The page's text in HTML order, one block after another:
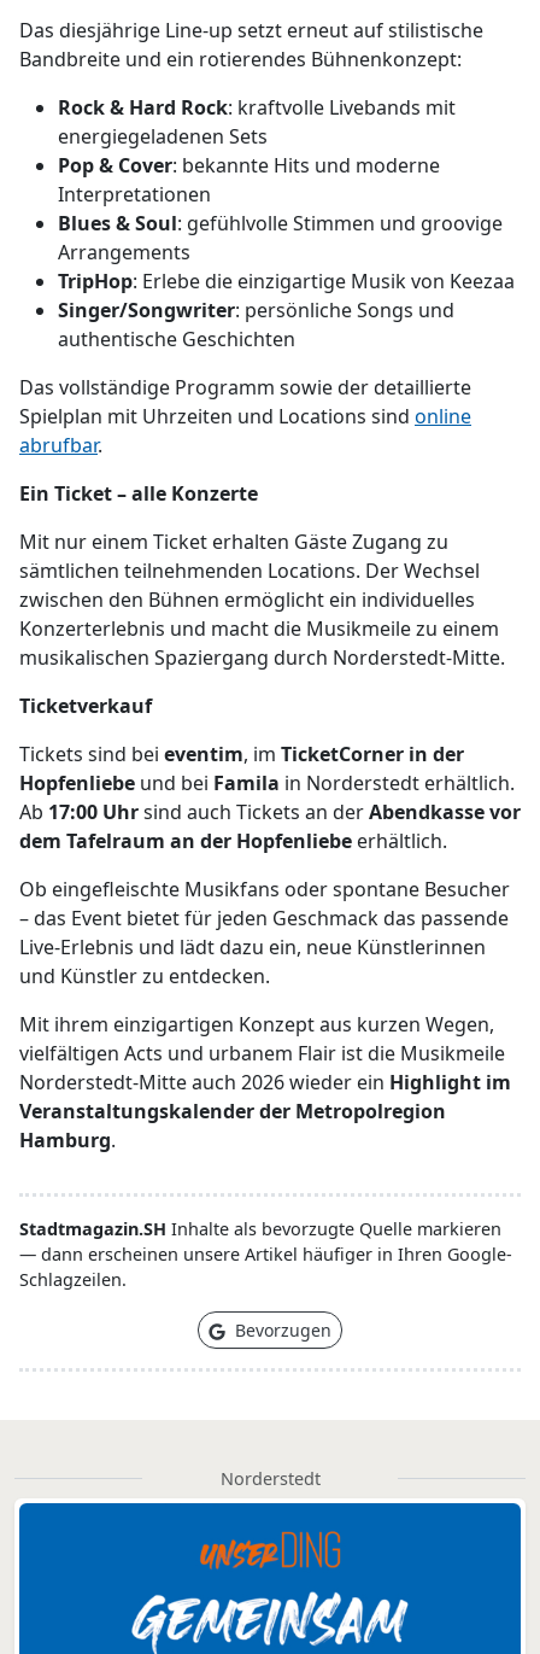
Das diesjährige Line-up setzt erneut auf stilistische
Bandbreite und ein rotierendes Bühnenkonzept:
Rock & Hard Rock: kraftvolle Livebands mit
energiegeladenen Sets
Pop & Cover: bekannte Hits und moderne
Interpretationen
Blues & Soul: gefühlvolle Stimmen und groovige
Arrangements
TripHop: Erlebe die einzigartige Musik von Keezaa
Singer/Songwriter: persönliche Songs und
authentische Geschichten
Das vollständige Programm sowie der detaillierte
Spielplan mit Uhrzeiten und Locations sind online
abrufbar.
Ein Ticket – alle Konzerte
Mit nur einem Ticket erhalten Gäste Zugang zu
sämtlichen teilnehmenden Locations. Der Wechsel
zwischen den Bühnen ermöglicht ein individuelles
Konzerterlebnis und macht die Musikmeile zu einem
musikalischen Spaziergang durch Norderstedt-Mitte.
Ticketverkauf
Tickets sind bei eventim, im TicketCorner in der
Hopfenliebe und bei Famila in Norderstedt erhältlich.
Ab 17:00 Uhrsind auch Tickets an derAbendkasse vor
dem Tafelraum an der Hopfenliebe erhältlich.
Ob eingefleischte Musikfans oder spontane Besucher
– das Event bietet für jeden Geschmack das passende
Live-Erlebnis und lädt dazu ein, neue Künstlerinnen
und Künstler zu entdecken.
Mit ihrem einzigartigen Konzept aus kurzen Wegen,
vielfältigen Acts und urbanem Flair ist die Musikmeile
Norderstedt-Mitte auch 2026 wieder ein Highlight im
Veranstaltungskalender der Metropolregion
Hamburg.
Stadtmagazin.SH Inhalte als bevorzugte Quelle markieren
— dann erscheinen unsere Artikel häufiger in Ihren Google-
Schlagzeilen.
Bevorzugen
Norderstedt